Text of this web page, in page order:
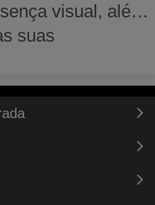
visual, além
suas
consumo.